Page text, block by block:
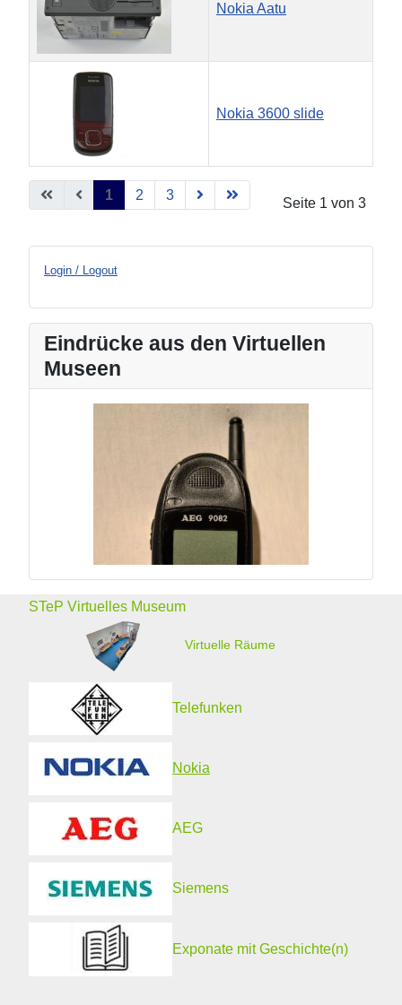
Nokia Aatu
Nokia 3600 slide
Seite 1 von 3
1 2 3
Login / Logout
Eindrücke aus den Virtuellen
Museen
STeP Virtuelles Museum
Virtuelle Räume
Telefunken
Nokia
AEG
Siemens
Exponate mit Geschichte(n)